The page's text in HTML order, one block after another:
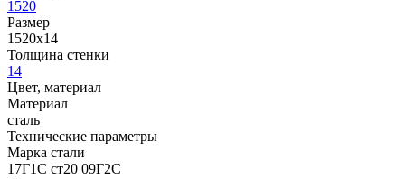
1520
Размер
1520х14
Толщина стенки
14
Цвет, материал
Материал
сталь
Технические параметры
Марка стали
17Г1С ст20 09Г2С